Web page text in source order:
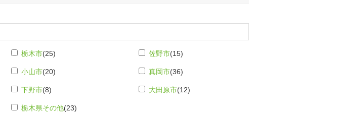
栃木市(25) 佐野市(15)
小山市(20) 真岡市(36)
下野市(8) 大田原市(12)
栃木県その他(23)